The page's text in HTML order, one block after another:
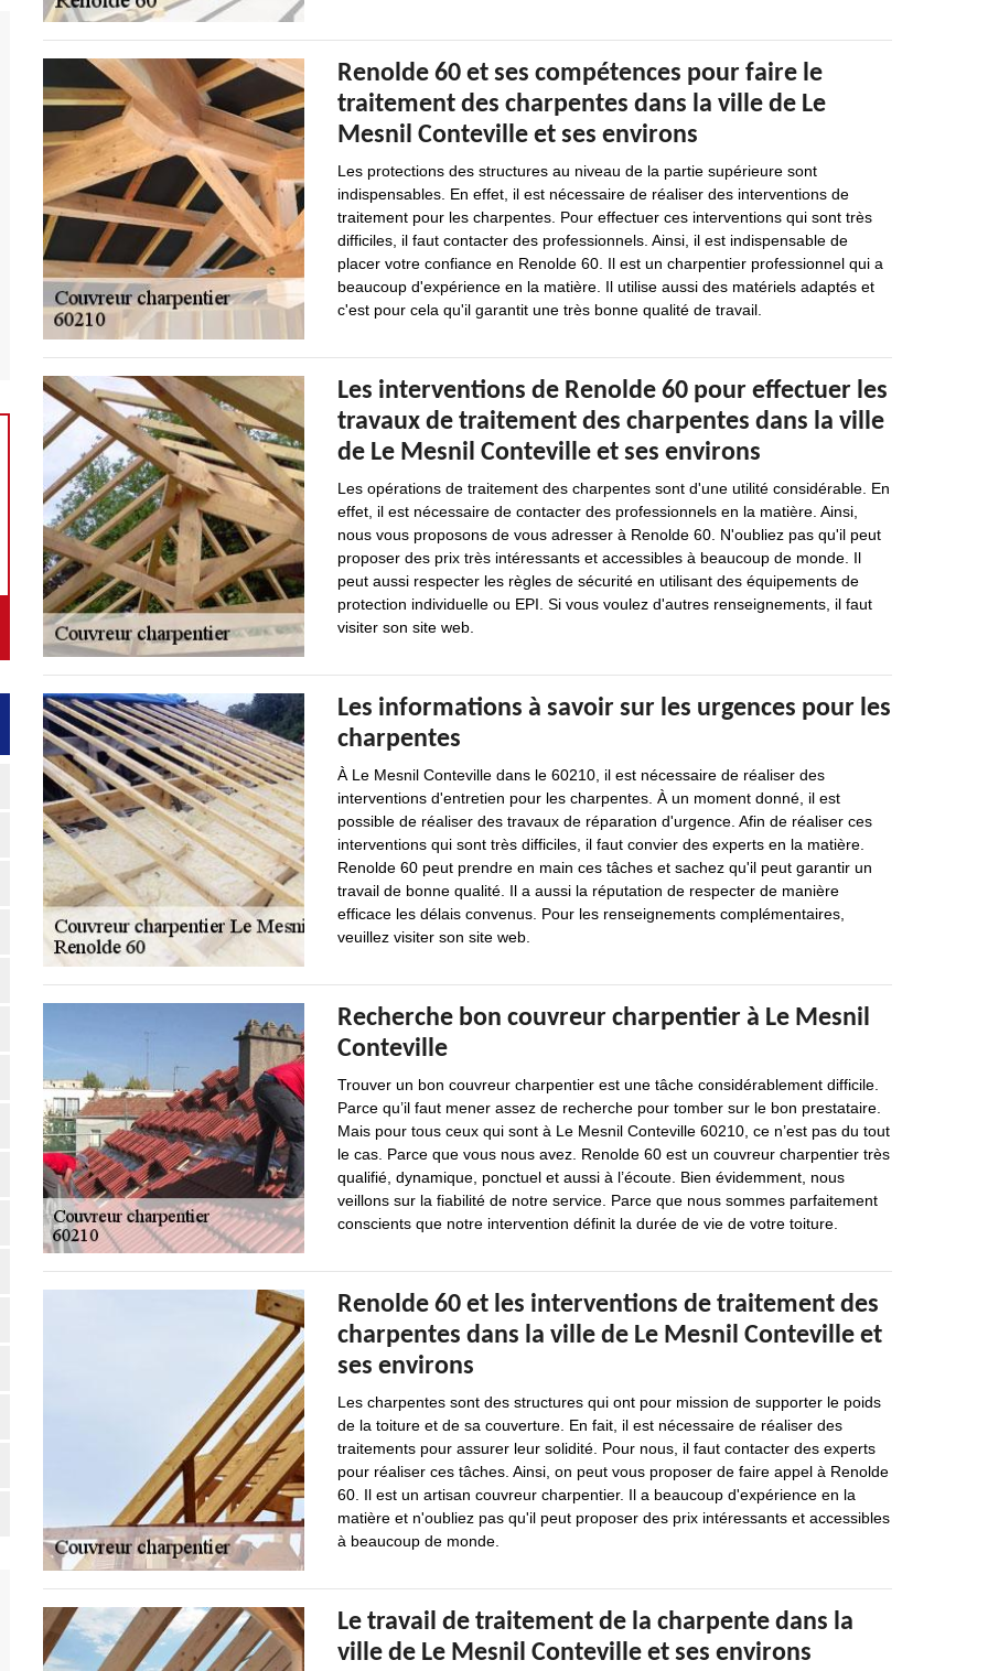
Renolde 60 et ses compétences pour faire le
traitement des charpentes dans la ville de Le
Mesnil Conteville et ses environs
Les protections des structures au niveau de la partie supérieure sont
indispensables. En effet, il est nécessaire de réaliser des interventions de
traitement pour les charpentes. Pour effectuer ces interventions qui sont très
difficiles, il faut contacter des professionnels. Ainsi, il est indispensable de
placer votre confiance en Renolde 60. Il est un charpentier professionnel qui a
beaucoup d'expérience en la matière. Il utilise aussi des matériels adaptés et
c'est pour cela qu'il garantit une très bonne qualité de travail.
Les interventions de Renolde 60 pour effectuer les
travaux de traitement des charpentes dans la ville
de Le Mesnil Conteville et ses environs
Les opérations de traitement des charpentes sont d'une utilité considérable. En
effet, il est nécessaire de contacter des professionnels en la matière. Ainsi,
nous vous proposons de vous adresser à Renolde 60. N'oubliez pas qu'il peut
proposer des prix très intéressants et accessibles à beaucoup de monde. Il
peut aussi respecter les règles de sécurité en utilisant des équipements de
protection individuelle ou EPI. Si vous voulez d'autres renseignements, il faut
visiter son site web.
Les informations à savoir sur les urgences pour les
charpentes
À Le Mesnil Conteville dans le 60210, il est nécessaire de réaliser des
interventions d'entretien pour les charpentes. À un moment donné, il est
possible de réaliser des travaux de réparation d'urgence. Afin de réaliser ces
interventions qui sont très difficiles, il faut convier des experts en la matière.
Renolde 60 peut prendre en main ces tâches et sachez qu'il peut garantir un
travail de bonne qualité. Il a aussi la réputation de respecter de manière
efficace les délais convenus. Pour les renseignements complémentaires,
veuillez visiter son site web.
Recherche bon couvreur charpentier à Le Mesnil
Conteville
Trouver un bon couvreur charpentier est une tâche considérablement difficile.
Parce qu’il faut mener assez de recherche pour tomber sur le bon prestataire.
Mais pour tous ceux qui sont à Le Mesnil Conteville 60210, ce n’est pas du tout
le cas. Parce que vous nous avez. Renolde 60 est un couvreur charpentier très
qualifié, dynamique, ponctuel et aussi à l’écoute. Bien évidemment, nous
veillons sur la fiabilité de notre service. Parce que nous sommes parfaitement
conscients que notre intervention définit la durée de vie de votre toiture.
Renolde 60 et les interventions de traitement des
charpentes dans la ville de Le Mesnil Conteville et
ses environs
Les charpentes sont des structures qui ont pour mission de supporter le poids
de la toiture et de sa couverture. En fait, il est nécessaire de réaliser des
traitements pour assurer leur solidité. Pour nous, il faut contacter des experts
pour réaliser ces tâches. Ainsi, on peut vous proposer de faire appel à Renolde
60. Il est un artisan couvreur charpentier. Il a beaucoup d'expérience en la
matière et n'oubliez pas qu'il peut proposer des prix intéressants et accessibles
à beaucoup de monde.
Le travail de traitement de la charpente dans la
ville de Le Mesnil Conteville et ses environs